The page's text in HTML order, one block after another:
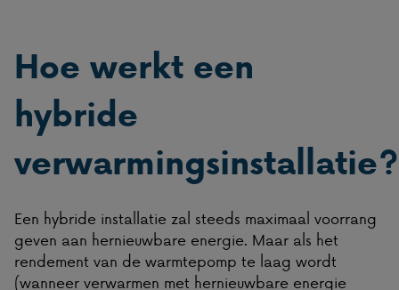
Hoe werkt een
hybride
verwarmingsinstallatie?
Een hybride installatie zal steeds maximaal voorrang
geven aan hernieuwbare energie. Maar als het
rendement van de warmtepomp te laag wordt
(wanneer verwarmen met hernieuwbare energie